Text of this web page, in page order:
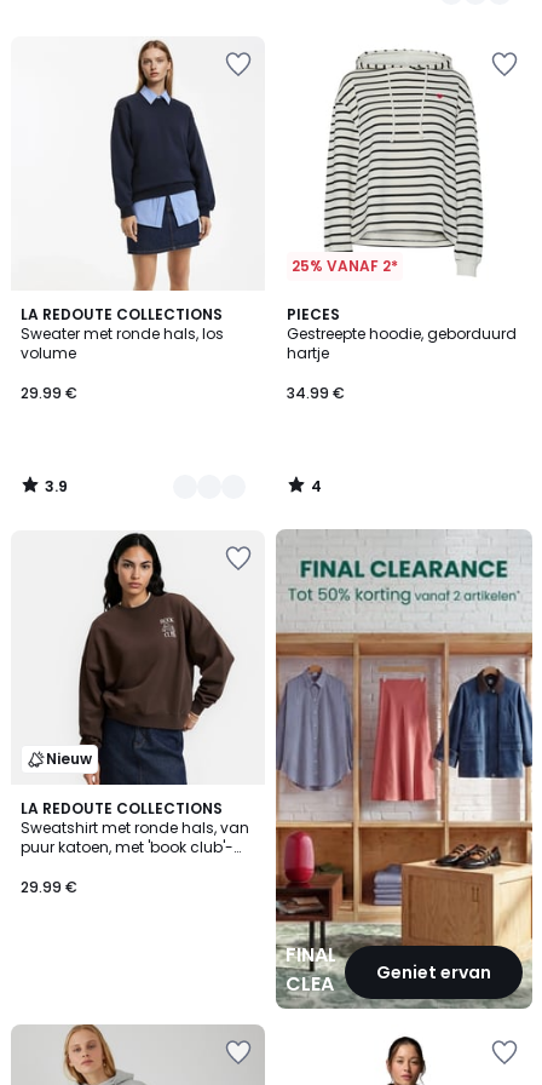
LA REDOUTE COLLECTIONS
Sweater met ronde hals, los
volume
29.99 €
3.9
/ 5
2
Kleuren
3.9
/
25% VANAF 2*
PIECES
Gestreepte hoodie, geborduurd
hartje
34.99 €
4
/
5
4
/
Nieuw
LA REDOUTE COLLECTIONS
Sweatshirt met ronde hals, van
puur katoen, met 'book club'-
29.99 €
FINAL
CLEARANCEGeniet ervan
FINAL
CLEARANCE